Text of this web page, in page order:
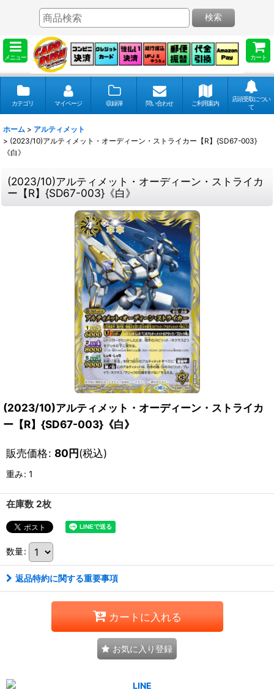
メニュー カート
検索
カテゴリ マイページ 収録弾 問い合わせ ご利用案内
店頭受取につい
て
ホーム > アルティメット
> (2023/10)アルティメット・オーディーン・ストライカー【R】{SD67-003}
《白》
(2023/10)アルティメット・オーディーン・ストライカ
ー【R】{SD67-003}《白》
(2023/10)アルティメット・オーディーン・ストライカ
ー【R】{SD67-003}《白》
販売価格: 80円(税込)
重み: 1
在庫数 2枚
数量:
返品特約に関する重要事項
カートに入れる
お気に入り登録